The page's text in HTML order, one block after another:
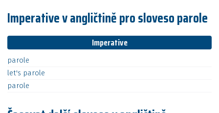
Imperative v angličtině pro sloveso parole
Imperative
parole
let's parole
parole